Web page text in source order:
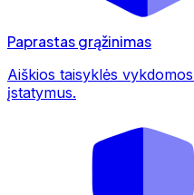
Paprastas grąžinimas
Aiškios taisyklės
įstatymus.